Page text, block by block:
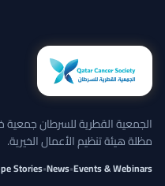
الجمعية القطرية للسرطان جمعية
مظلة هيئة تنظيم الأعمال الخيرية.
Events & Webinars
•
News
•
Stories